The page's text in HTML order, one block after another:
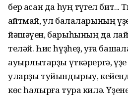
бер ҡасан да һуң түгел бит...
ҡайтмай, ул балаларының
йәшәүен, барыһының да
теләй. Һис һүҙһеҙ, уға
ауырлыҡтарҙы үткәрергә,
уларҙы туйындырыу,
көс һалырға тура килә.